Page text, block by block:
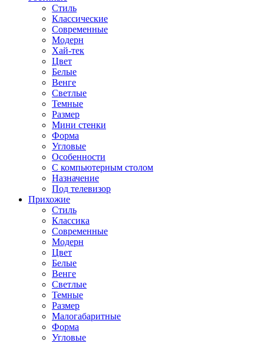
Стиль
Классические
Современные
Модерн
Хай-тек
Цвет
Белые
Венге
Светлые
Темные
Размер
Мини стенки
Форма
Угловые
Особенности
С компьютерным столом
Назначение
Под телевизор
Прихожие
Стиль
Классика
Современные
Модерн
Цвет
Белые
Венге
Светлые
Темные
Размер
Малогабаритные
Форма
Угловые